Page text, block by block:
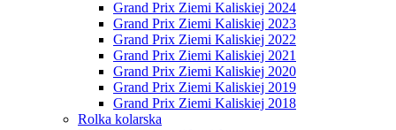
Grand Prix Ziemi Kaliskiej 2024
Grand Prix Ziemi Kaliskiej 2023
Grand Prix Ziemi Kaliskiej 2022
Grand Prix Ziemi Kaliskiej 2021
Grand Prix Ziemi Kaliskiej 2020
Grand Prix Ziemi Kaliskiej 2019
Grand Prix Ziemi Kaliskiej 2018
Rolka kolarska